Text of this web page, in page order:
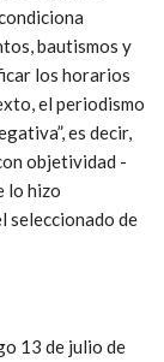
bautismos y
los horarios
el periodismo
es decir,
objetividad -
lo hizo
seleccionado de
13 de julio de